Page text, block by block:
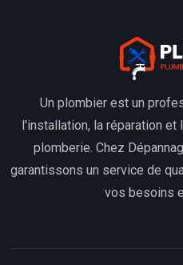
Un plombier est un
l'installation, la réparation
plomberie. Chez
garantissons un service de
vos besoins